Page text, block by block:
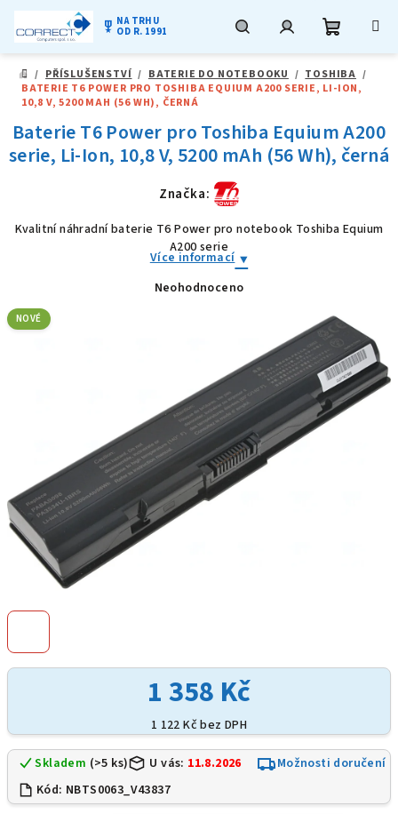
obsah
military_tech NA TRHU
OD R. 1991
DOMŮ
/ PŘÍSLUŠENSTVÍ / BATERIE DO NOTEBOOKU / TOSHIBA /
BATERIE T6 POWER PRO TOSHIBA EQUIUM A200 SERIE, LI-ION,
10,8 V, 5200 MAH (56 WH), ČERNÁ
1 358 Kč
1 122 Kč bez DPH
Skladem (>5 ks) U vás: 11.8.2026
Možnosti doručení
Kód: NBTS0063_V43837
Baterie T6 Power pro Toshiba Equium A200
serie, Li-Ion, 10,8 V, 5200 mAh (56 Wh), černá
Značka:
Kvalitní náhradní baterie T6 Power pro notebook Toshiba Equium
A200 serie
Více informací
Průměrné
hvězdiček.
Neohodnoceno
NOVÉ